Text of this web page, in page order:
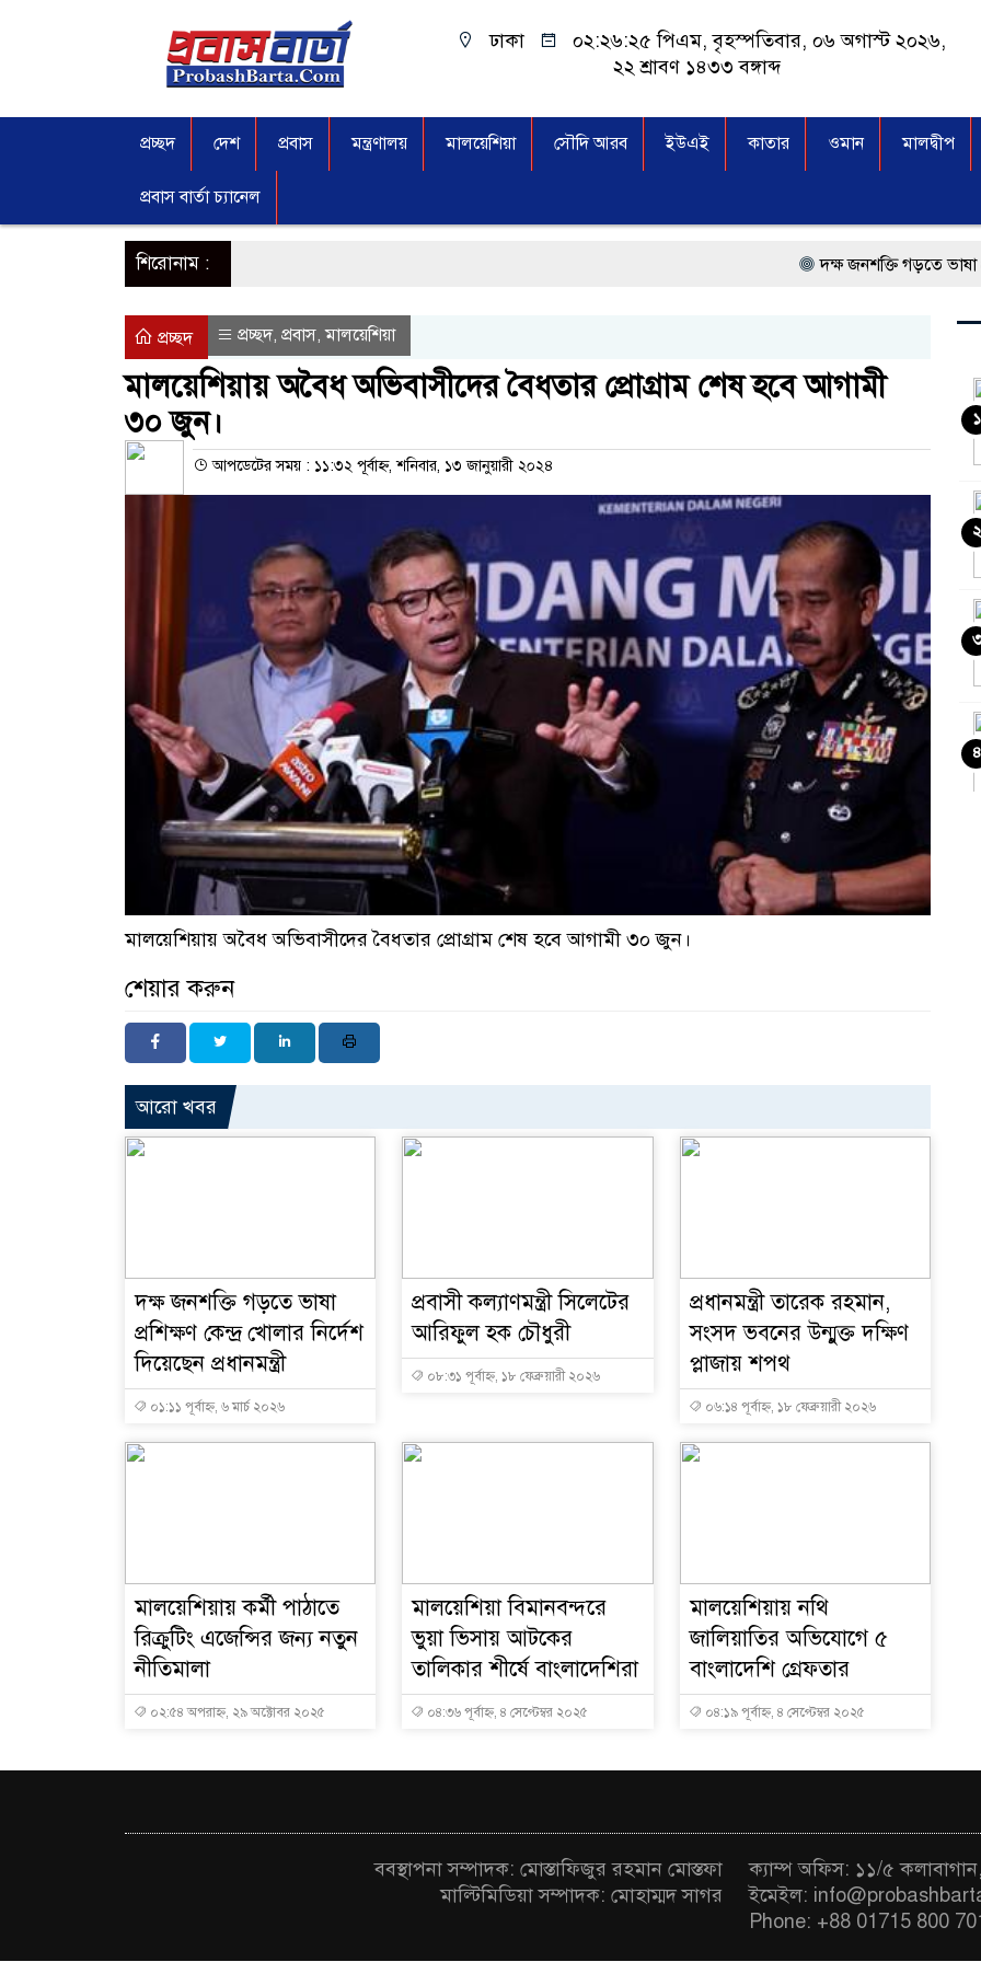
ঢাকা ০২:২৬:২৬ পিএম, বৃহস্পতিবার, ০৬ অগাস্ট ২০২৬,
২২ শ্রাবণ ১৪৩৩ বঙ্গাব্দ
প্রচ্ছদ দেশ প্রবাস মন্ত্রণালয় মালয়েশিয়া সৌদি আরব ইউএই কাতার ওমান মালদ্বীপ
প্রবাস বার্তা চ্যানেল
শিরোনাম : দক্ষ জনশক্তি গড়তে ভাষা প্রশিক্ষণ
মালয়েশিয়া বিমানবন্দরে ভুয়া
কুয়ালালামপুরে বিশেষ
আগামী নির্বাচনে প্রবাসীদের
প্রচ্ছদ প্রচ্ছদ, প্রবাস,মালয়েশিয়া
মালয়েশিয়ায় অবৈধ অভিবাসীদের বৈধতার প্রোগ্রাম শেষ হবে আগামী
৩০ জুন।
আপডেটের সময় : ১১:৩২ পূর্বাহ্ন, শনিবার, ১৩ জানুয়ারী ২০২৪
মালয়েশিয়ায় অবৈধ অভিবাসীদের বৈধতার প্রোগ্রাম শেষ হবে আগামী ৩০ জুন।
শেয়ার করুন
আরো খবর
দক্ষ জনশক্তি গড়তে ভাষা
প্রশিক্ষণ কেন্দ্র খোলার নির্দেশ
দিয়েছেন প্রধানমন্ত্রী
০১:১১ পূর্বাহ্ন, ৬ মার্চ ২০২৬
প্রবাসী কল্যাণমন্ত্রী সিলেটের
আরিফুল হক চৌধুরী
০৮:৩১ পূর্বাহ্ন, ১৮ ফেব্রুয়ারী ২০২৬
প্রধানমন্ত্রী তারেক রহমান,
সংসদ ভবনের উন্মুক্ত দক্ষিণ
প্লাজায় শপথ
০৬:১৪ পূর্বাহ্ন, ১৮ ফেব্রুয়ারী ২০২৬
মালয়েশিয়ায় কর্মী পাঠাতে
রিক্রুটিং এজেন্সির জন্য নতুন
নীতিমালা
০২:৫৪ অপরাহ্ন, ২৯ অক্টোবর ২০২৫
মালয়েশিয়া বিমানবন্দরে
ভুয়া ভিসায় আটকের
তালিকার শীর্ষে বাংলাদেশিরা
০৪:৩৬ পূর্বাহ্ন, ৪ সেপ্টেম্বর ২০২৫
মালয়েশিয়ায় নথি
জালিয়াতির অভিযোগে ৫
বাংলাদেশি গ্রেফতার
০৪:১৯ পূর্বাহ্ন, ৪ সেপ্টেম্বর ২০২৫
১
২
৩
৪
ববস্থাপনা সম্পাদক: মোস্তাফিজুর রহমান মোস্তফা
মাল্টিমিডিয়া সম্পাদক: মোহাম্মদ সাগর
ক্যাম্প অফিস: ১১/৫
ইমেইল:
Phone: +88 01715 800